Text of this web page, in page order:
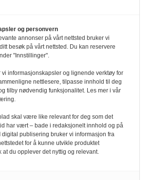
er på flukt, en nedgang fra forrige
trettende største land i folketall. For å lese
Logg inn her Ny abonnent? Velg
for biblioteker og bedrifter.
og personvern
annonser på vårt nettsted bruker vi
besøk på vårt nettsted. Du kan reservere
"Innstillinger".
vi informasjonskapsler og lignende verktøy for
nettlesere, tilpasse innhold til deg
tilby nødvendig funksjonalitet. Les mer i vår
skal være like relevant for deg som det
har vært – bade i redaksjonelt innhold og på
digital publisering bruker vi informasjon fra
for å kunne utvikle produktet
at du opplever det nyttig og relevant.